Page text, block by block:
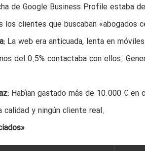
de Google Business Profile estaba
los clientes que buscaban «abogados
La web era anticuada, lenta en
del 0.5% contactaba con ellos.
Habían gastado más de 10.000 € en
calidad y ningún cliente real.